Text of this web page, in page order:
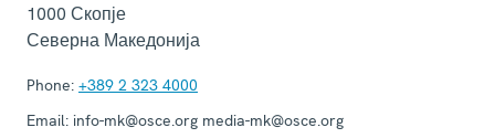
1000 Скопје
Северна Македонија
Phone: +389 2 323 4000
Email: info-mk@osce.org media-mk@osce.org